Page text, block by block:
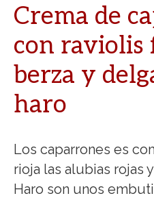
Crema de
con raviolis
berza y
haro
Los caparrones es
rioja las alubias rojas
Haro son unos